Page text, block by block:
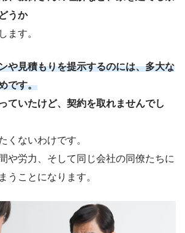
うか
ます。
や見積もりを提示するのには、多大な
です。
ていたけど、契約を取れませんでし
くないわけです。
や労力、そして同じ会社の同僚たちに
うことになります。